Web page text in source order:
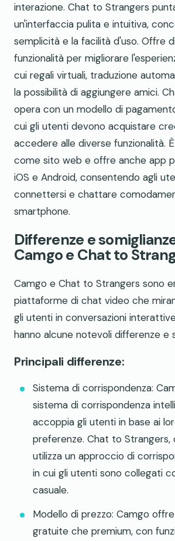
interazione. Chat to Strangers
un'interfaccia pulita e intuitiva,
semplicità e la facilità d'uso. Offre
funzionalità per migliorare
cui regali virtuali, traduzione
la possibilità di aggiungere amici.
opera con un modello di
cui gli utenti devono acquistare
accedere alle diverse funzionalità.
come sito web e offre anche app
iOS e Android, consentendo agli
connettersi e chattare
smartphone.
Differenze e
Camgo e Chat to
Camgo e Chat to Strangers sono
piattaforme di chat video che
gli utenti in conversazioni
hanno alcune notevoli differenze e
Principali differenze:
Sistema di corrispondenza:
sistema di corrispondenza
accoppia gli utenti in base ai
preferenze. Chat to Strangers,
utilizza un approccio di
in cui gli utenti sono collegati
casuale.
Modello di prezzo: Camgo
gratuite che premium, con